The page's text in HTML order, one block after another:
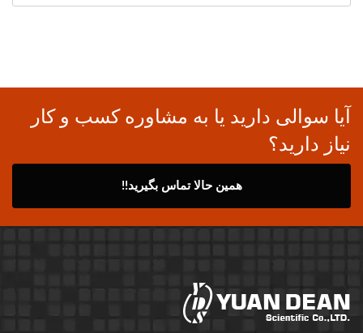
آیا سوالی دارید یا به مشاوره کسب و کار
نیاز دارید؟
همین حالا تماس بگیرید!!